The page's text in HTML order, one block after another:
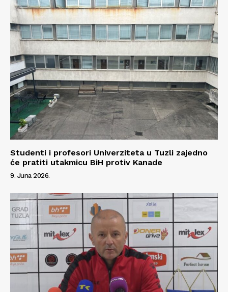
Impressum
Studenti i profesori Univerziteta u Tuzli zajedno
će pratiti utakmicu BiH protiv Kanade
9. Juna 2026.